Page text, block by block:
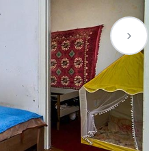
Услуги